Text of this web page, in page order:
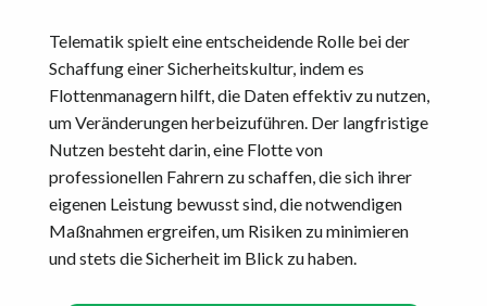
Telematik spielt eine entscheidende Rolle bei der
Schaffung einer Sicherheitskultur, indem es
Flottenmanagern hilft, die Daten effektiv zu nutzen,
um Veränderungen herbeizuführen. Der langfristige
Nutzen besteht darin, eine Flotte von
professionellen Fahrern zu schaffen, die sich ihrer
eigenen Leistung bewusst sind, die notwendigen
Maßnahmen ergreifen, um Risiken zu minimieren
und stets die Sicherheit im Blick zu haben.